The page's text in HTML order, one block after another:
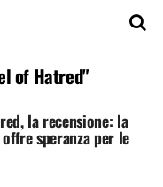
of Hatred"
la recensione: la
speranza per le